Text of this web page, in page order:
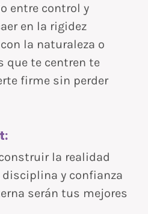
entre control y
en la rigidez
la naturaleza o
que te centren te
firme sin perder
la realidad
disciplina y confianza
serán tus mejores